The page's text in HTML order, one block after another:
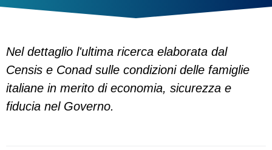
Nel dettaglio l'ultima ricerca elaborata dal
Censis e Conad sulle condizioni delle famiglie
italiane in merito di economia, sicurezza e
fiducia nel Governo.